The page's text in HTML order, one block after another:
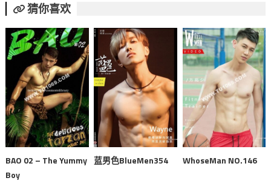
猜你喜欢
BAO 02 – The Yummy
Boy
蓝男色BlueMen354 WhoseMan NO.146